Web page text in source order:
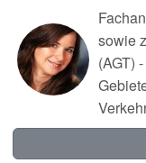
sowie
(AGT)